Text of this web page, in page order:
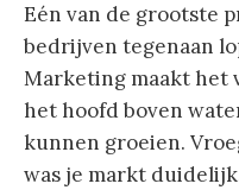
Eén van de grootste
bedrijven tegenaan
Marketing maakt het
het hoofd boven
kunnen groeien.
was je markt